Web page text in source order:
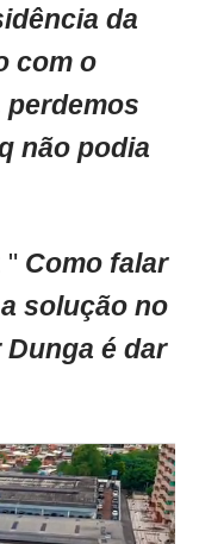
da
com o
perdemos
não podia
" Como falar
solução no
é dar